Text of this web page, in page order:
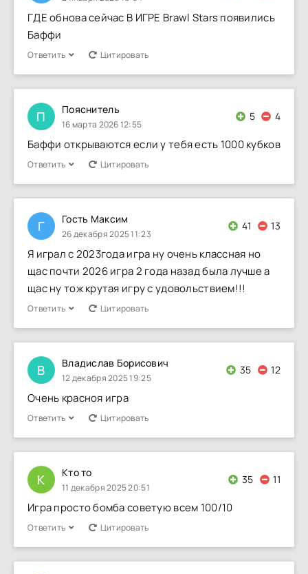
ГДЕ обнова сейчас В ИГРЕ Brawl Stars появились
Баффи
Ответить Цитировать
П Пояснитель
16 марта 2026 12:55
5 4
Баффи открываются если у тебя есть 1000 кубков
Ответить Цитировать
Г Гость Максим
26 декабря 2025 11:23
41 13
Я играл с 2023года игра ну очень классная но
щас почти 2026 игра 2 года назад была лучше а
щас ну тож крутая игру с удовольствием!!!
Ответить Цитировать
В Владислав Борисович
12 декабря 2025 19:25
35 12
Очень красноя игра
Ответить Цитировать
К Кто то
11 декабря 2025 20:51
35 11
Игра просто бомба советую всем 100/10
Ответить Цитировать